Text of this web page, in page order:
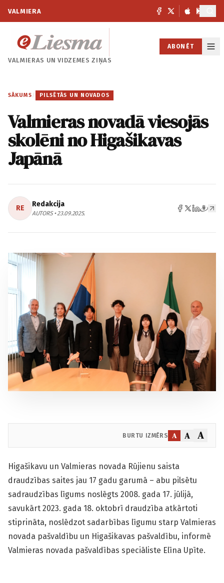
VALMIERA
VALMIERAS UNVIDZEMES ZIŅAS
ABONĒT
SĀKUMS / PILSĒTĀS UN NOVADOS
Valmieras novadā viesojās
skolēni no Higašikavas
Japānā
RE Redakcija
AUTORS • 23.09.2025.
BURTU IZMĒRS A A A
Higašikavu un Valmieras novada Rūjienu saista
draudzības saites jau 17 gadu garumā – abu pilsētu
sadraudzības līgums noslēgts 2008. gada 17. jūlijā,
savukārt 2023. gada 18. oktobrī draudzība atkārtoti
stiprināta, noslēdzot sadarbības līgumu starp Valmieras
novada pašvaldību un Higašikavas pašvaldību, informē
Valmieras novada pašvaldības speciāliste Elīna Upīte.